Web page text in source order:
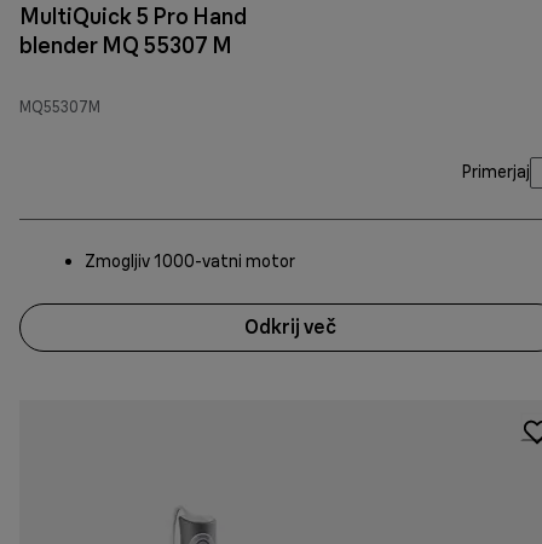
MultiQuick 5 Pro Hand
blender MQ 55307 M
MQ55307M
Primerjaj
Zmogljiv 1000-vatni motor
Odkrij več